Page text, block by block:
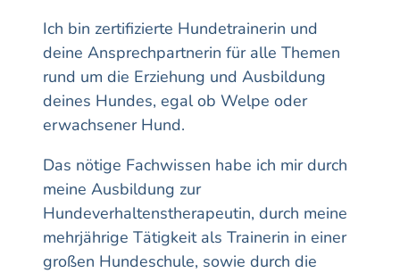
Ich bin zertifizierte Hundetrainerin und
deine Ansprechpartnerin für alle Themen
rund um die Erziehung und Ausbildung
deines Hundes, egal ob Welpe oder
erwachsener Hund.
Das nötige Fachwissen habe ich mir durch
meine Ausbildung zur
Hundeverhaltenstherapeutin, durch meine
mehrjährige Tätigkeit als Trainerin in einer
großen Hundeschule, sowie durch die